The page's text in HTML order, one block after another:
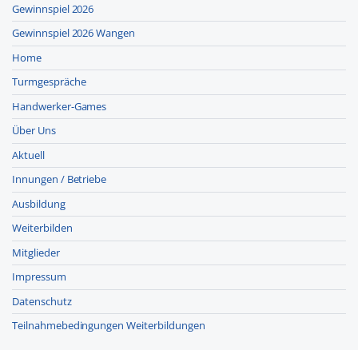
Gewinnspiel 2026
Gewinnspiel 2026 Wangen
Home
Turmgespräche
Handwerker-Games
Über Uns
Aktuell
Innungen / Betriebe
Ausbildung
Weiterbilden
Mitglieder
Impressum
Datenschutz
Teilnahmebedingungen Weiterbildungen